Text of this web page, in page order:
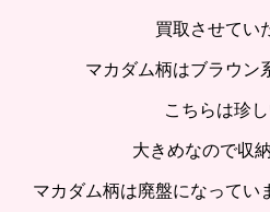
買取させてい
マカダム柄はブラウン
こちらは珍
大きめなので収
マカダム柄は廃盤になってい